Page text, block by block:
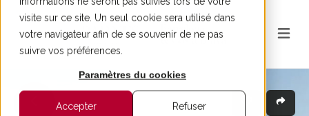
visite sur ce site. Un seul cookie sera utilisé dans
votre navigateur afin de se souvenir de ne pas
suivre vos préférences.
Paramètres du cookies
Accepter Refuser